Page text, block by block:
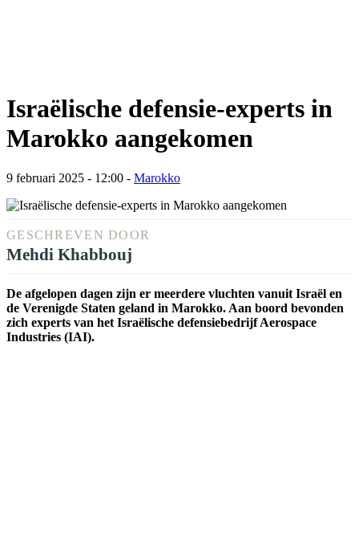
Israëlische defensie-experts in
Marokko aangekomen
9 februari 2025 - 12:00 - Marokko
GESCHREVEN DOOR
Mehdi Khabbouj
De afgelopen dagen zijn er meerdere vluchten vanuit Israël en
de Verenigde Staten geland in Marokko. Aan boord bevonden
zich experts van het Israëlische defensiebedrijf Aerospace
Industries (IAI).